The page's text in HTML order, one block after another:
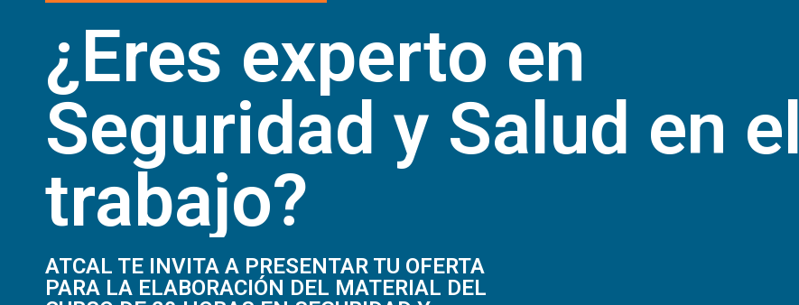
¿Eres experto en
Seguridad y Salud en el
trabajo?
ATCAL TE INVITA A PRESENTAR TU OFERTA
PARA LA ELABORACIÓN DEL MATERIAL DEL